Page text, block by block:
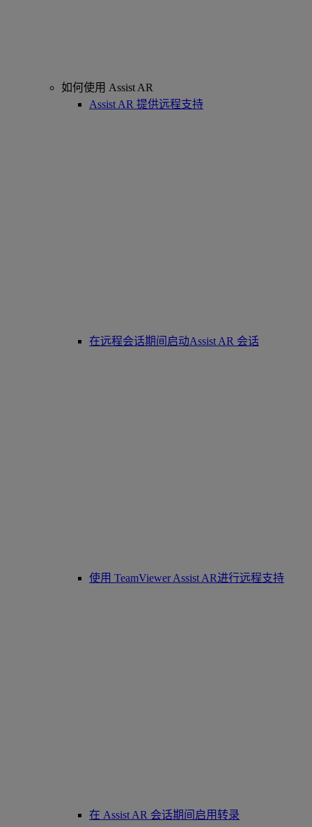
如何使用 Assist AR
Assist AR 提供远程支持
在远程会话期间启动Assist AR 会话
使用 TeamViewer Assist AR进行远程支持
在 Assist AR 会话期间启用转录